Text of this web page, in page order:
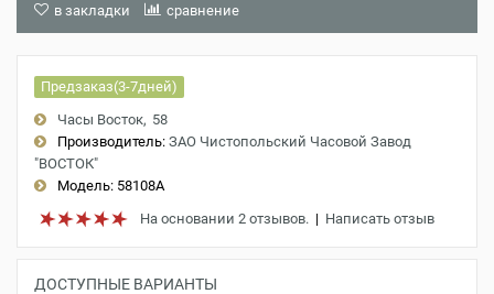
в закладки сравнение
Предзаказ(3-7дней)
Часы Восток 58
Производитель: ЗАО Чистопольский Часовой Завод
"ВОСТОК"
Модель: 58108A
На основании 2 отзывов. | Написать отзыв
ДОСТУПНЫЕ ВАРИАНТЫ